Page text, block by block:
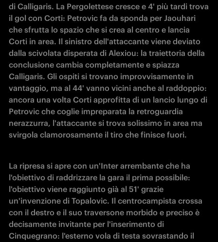
di Calligaris. La Pergolettese cresce e 4' più tardi trova
il gol con Corti: Petrovic fa da sponda per Jaouhari
che sfrutta lo spazio che si crea al centro e lancia
Corti in area. Il sinistro dell'attaccante viene deviato
dalla scivolata disperata di Alexiou: la traiettoria della
conclusione cambia completamente e spiazza
Calligaris. Gli ospiti si trovano improvvisamente in
vantaggio, ma al 44' vanno vicini anche al raddoppio:
ancora una volta Corti approfitta di un lancio lungo di
Petrovic che coglie impreparata la retroguardia
nerazzurra, l'attaccante si trova solissimo in area ma
svirgola clamorosamente il tiro che finisce fuori.
La ripresa si apre con un'Inter arrembante che ha
l'obiettivo di raddrizzare la gara il prima possibile:
l'obiettivo viene raggiunto già al 51' grazie
un'invenzione di Topalovic. Il centrocampista crossa
con il destro e il suo traversone morbido e preciso è
decisamente invitante per l'inserimento di
Cinquegrano: l'esterno vola di testa sovrastando il